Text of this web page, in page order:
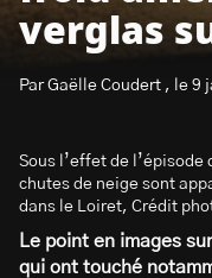
verglas
Par Gaëlle Coudert , le
Sous l’effet de
chutes de neige sont
dans le Loiret, Crédit
Le point en images
qui ont touché
S’abonner à la